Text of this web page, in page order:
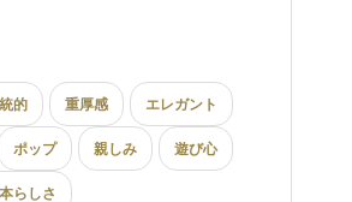
的 重厚感 エレガント
ポップ 親しみ 遊び心
らしさ